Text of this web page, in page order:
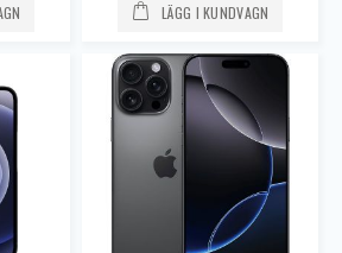
LÄGG I KUNDVAGN